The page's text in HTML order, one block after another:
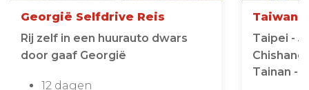
Georgië Selfdrive Reis
Rij zelf in een huurauto dwars
door gaaf Georgië
12 dagen
Taiwan
Taipei -
Chishang
Tainan -